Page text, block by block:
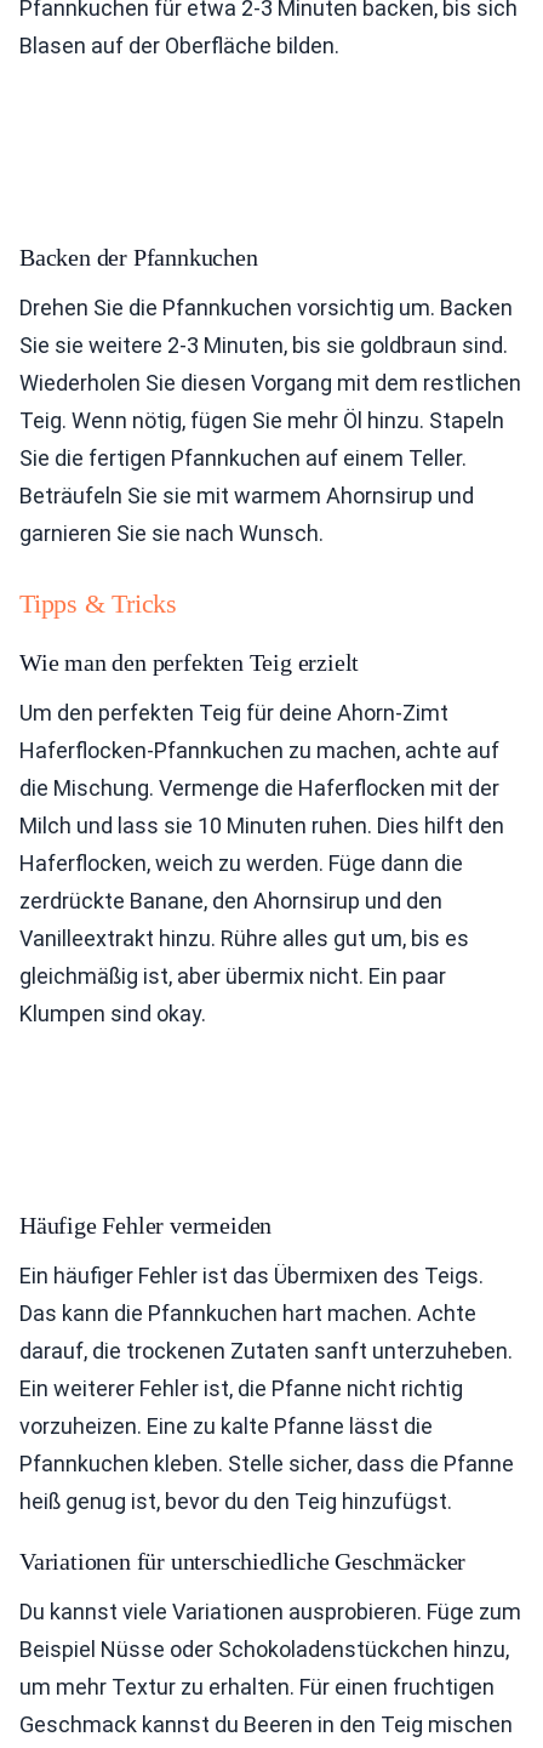
Pfannkuchen für etwa 2-3 Minuten backen, bis sich
Blasen auf der Oberfläche bilden.
Backen der Pfannkuchen
Drehen Sie die Pfannkuchen vorsichtig um. Backen
Sie sie weitere 2-3 Minuten, bis sie goldbraun sind.
Wiederholen Sie diesen Vorgang mit dem restlichen
Teig. Wenn nötig, fügen Sie mehr Öl hinzu. Stapeln
Sie die fertigen Pfannkuchen auf einem Teller.
Beträufeln Sie sie mit warmem Ahornsirup und
garnieren Sie sie nach Wunsch.
Tipps & Tricks
Wie man den perfekten Teig erzielt
Um den perfekten Teig für deine Ahorn-Zimt
Haferflocken-Pfannkuchen zu machen, achte auf
die Mischung. Vermenge die Haferflocken mit der
Milch und lass sie 10 Minuten ruhen. Dies hilft den
Haferflocken, weich zu werden. Füge dann die
zerdrückte Banane, den Ahornsirup und den
Vanilleextrakt hinzu. Rühre alles gut um, bis es
gleichmäßig ist, aber übermix nicht. Ein paar
Klumpen sind okay.
Häufige Fehler vermeiden
Ein häufiger Fehler ist das Übermixen des Teigs.
Das kann die Pfannkuchen hart machen. Achte
darauf, die trockenen Zutaten sanft unterzuheben.
Ein weiterer Fehler ist, die Pfanne nicht richtig
vorzuheizen. Eine zu kalte Pfanne lässt die
Pfannkuchen kleben. Stelle sicher, dass die Pfanne
heiß genug ist, bevor du den Teig hinzufügst.
Variationen für unterschiedliche Geschmäcker
Du kannst viele Variationen ausprobieren. Füge zum
Beispiel Nüsse oder Schokoladenstückchen hinzu,
um mehr Textur zu erhalten. Für einen fruchtigen
Geschmack kannst du Beeren in den Teig mischen